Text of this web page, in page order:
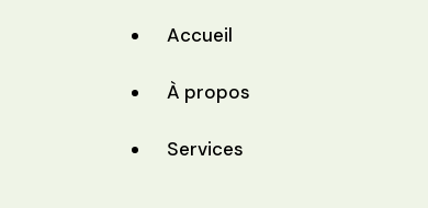
Accueil
À propos
Services